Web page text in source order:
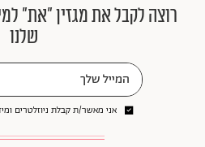
רוצה לקבל את מגזין ״את״
שלנו
אני מאשר/ת קבלת ניוזלטרים